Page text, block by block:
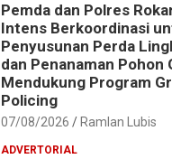
Pemda dan Polres
Intens Berkoordinasi
Penyusunan Perda
dan Penanaman Pohon
Mendukung Program
Policing
07/08/2026 Ramlan Lubis
ADVERTORIAL